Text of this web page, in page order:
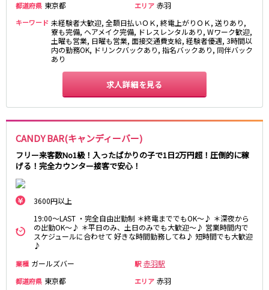
都道府県 東京都 エリア 赤羽
キーワード 未経験者大歓迎, 全額日払いＯＫ, 終電上がりＯＫ, 送りあり,
寮も完備, ヘアメイク完備, ドレスレンタルあり, Wワーク歓迎,
土曜も営業, 日曜も営業, 面接交通費支給, 経験者優遇, 3時間以
内の勤務OK, ドリンクバックあり, 指名バックあり, 同伴バック
あり
求人詳細を見る
CANDY BAR(キャンディーバー)
フリー来客数No1級！入ったばかりの子で1日2万円超！圧倒的に稼
げる！完全カウンター接客で安心！
3600円以上
19:00～LAST ・完全自由出勤制 ＊終電まででもOK～♪ ＊深夜から
の出勤OK～♪ ＊平日のみ、土日のみでも大歓迎～♪ 営業時間内で
スケジュールに合わせて 好きな時間勤務してね♪ 短時間でも大歓迎
♪
業種 ガールズバー 駅 赤羽駅
都道府県 東京都 エリア 赤羽
高田馬場駅
航空公園駅
新井薬師前駅
JR根岸線
横浜駅
大船駅
西武池袋線
池袋駅
練馬駅
所沢駅
ひばりヶ丘駅
東久留米駅
秋津駅
飯能駅
保谷駅
石神井公園駅
西所沢駅
吾野駅
JR横浜線
町田駅
八王子駅